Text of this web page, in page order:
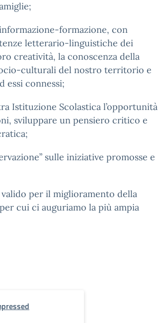
formazione, con
letterario-linguistiche dei
creatività, la conoscenza della
culturali del nostro territorio e
essi connessi;
Istituzione Scolastica l’opportunità
sviluppare un pensiero critico e
sulle iniziative promosse e
per il miglioramento della
cui ci auguriamo la più ampia